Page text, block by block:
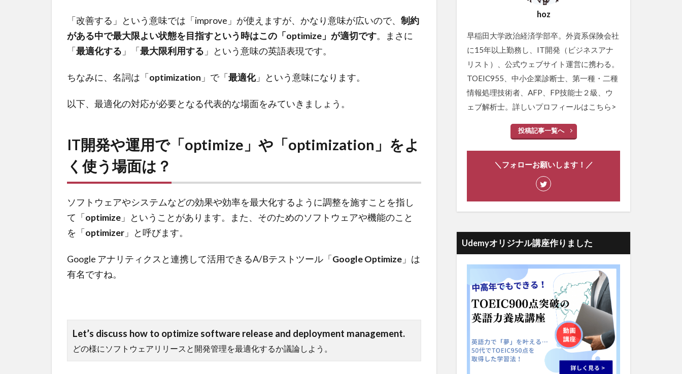
「改善する」という意味では「improve」が使えますが、かなり意味が広いので、 制約
がある中で最大限よい状態を目指すという時はこの「optimize」が適切です。
まさに
「 最適化する 」「 最大限利用する 」という意味の英語表現です。
ちなみに、名詞は「 optimization 」で「 最適化」という意味になります。
以下、最適化の対応が必要となる代表的な場面をみていきましょう。
IT開発や運用で「optimize」や「optimization」をよ
く使う場面は？
ソフトウェアやシステムなどの効果や効率を最大化するように調整を施すことを指し
て「 optimize 」ということがあります。また、そのためのソフトウェアや機能のこと
を「 optimizer 」と呼びます。
Google アナリティクスと連携して活用できるA/Bテストツール「 Google Optimize 」は
有名ですね。
Let’s discuss how to optimize software release and deployment management.
どの様にソフトウェアリリースと開発管理を最適化するか議論しよう。
hoz
早稲田大学政治経済学部卒。外資系保険会社
に15年以上勤務し、IT開発（ビジネスアナ
リスト）、公式ウェブサイト運営に携わる。
TOEIC955、中小企業診断士、第一種・二種
情報処理技術者、AFP、FP技能士２級、ウ
ェブ解析士。詳しいプロフィールはこちら>
投稿記事一覧へ
＼フォローお願いします！／
Udemyオリジナル講座作りました